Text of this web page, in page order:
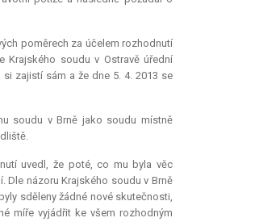
poměrech za účelem rozhodnutí
soudu v Ostravě úřední
zajistí sám a že dne 5. 4. 2013 se
soudu v Brně jako soudu místně
uvedl, že poté, co mu byla věc
Dle názoru Krajského soudu v Brně
sděleny žádné nové skutečnosti,
míře vyjádřit ke všem rozhodným